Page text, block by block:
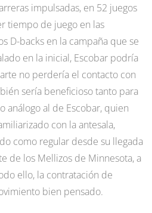
impulsadas, en 52 juegos
tiempo de juego en las
D-backs en la campaña que se
en la inicial, Escobar podría
no perdería el contacto con
sería beneficioso tanto para
análogo al de Escobar, quien
con la antesala,
como regular desde su llegada
de los Mellizos de Minnesota, a
ello, la contratación de
bien pensado.